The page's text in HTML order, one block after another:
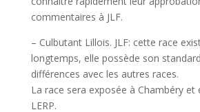
commentaires à JLF.
– Culbutant Lillois. JLF: cette race
longtemps, elle possède son
différences avec les autres races.
La race sera exposée à Chambéry et
LERP.